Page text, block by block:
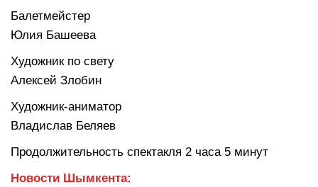
Балетмейстер
Юлия Башеева
Художник по свету
Алексей Злобин
Художник-аниматор
Владислав Беляев
Продолжительность спектакля 2 часа 5 минут
Новости Шымкента: